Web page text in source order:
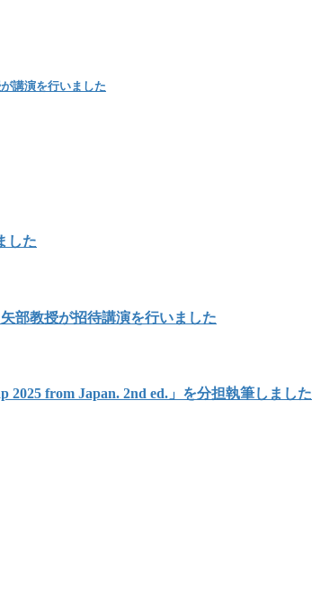
講演を行いました
した
部教授が招待講演を行いました
2025 from Japan. 2nd ed.」を分担執筆しました